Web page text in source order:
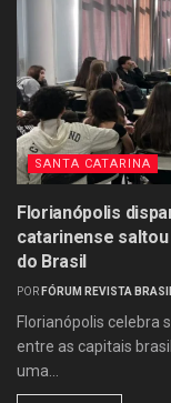
SANTA CATARINA
Florianópolis
catarinense saltou
do Brasil
POR FÓRUM REVISTA
Florianópolis celebra
entre as capitais
uma...